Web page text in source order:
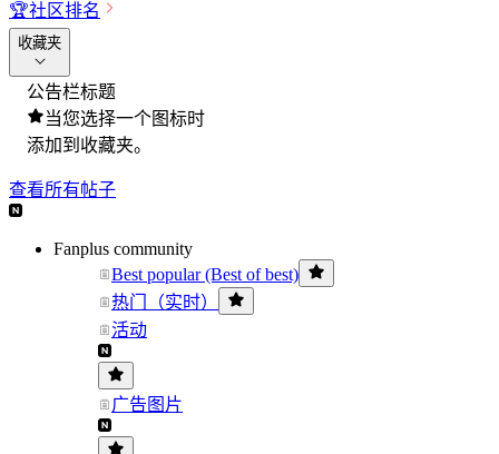
🏆社区排名
收藏夹
公告栏标题
当您选择一个图标时
添加到收藏夹。
查看所有帖子
Fanplus community
Best popular (Best of best)
热门（实时）
活动
广告图片